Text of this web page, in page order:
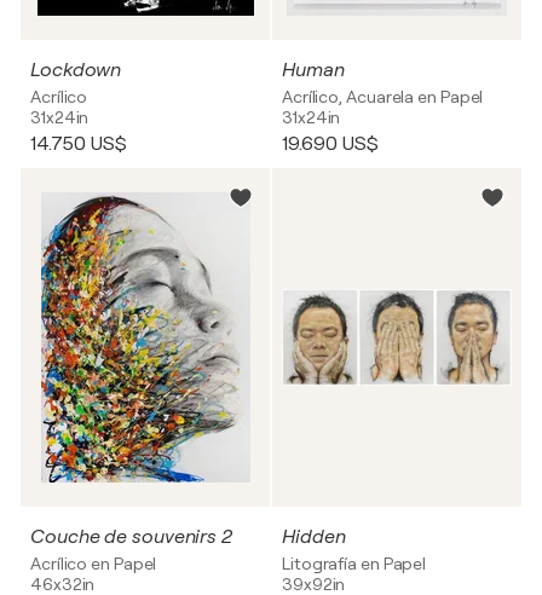
Lockdown
Acrílico
31x24in
14.750 US$
Human
Acrílico, Acuarela en Papel
31x24in
19.690 US$
Couche de souvenirs 2
Acrílico en Papel
46x32in
Hidden
Litografía en Papel
39x92in